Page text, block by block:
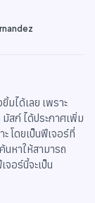
มได้เลย เพราะ
สก์ ได้ประกาศเพิ่ม
โดยเป็นฟีเจอร์ที่
นหาให้สามารถ
อร์นี้จะเป็น